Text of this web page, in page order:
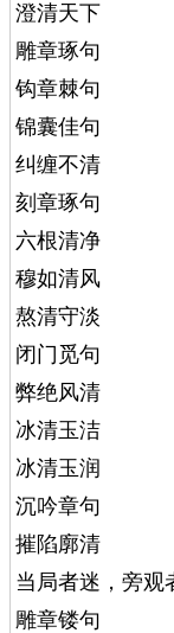
澄清天下
雕章琢句
钩章棘句
锦囊佳句
纠缠不清
刻章琢句
六根清净
穆如清风
熬清守淡
闭门觅句
弊绝风清
冰清玉洁
冰清玉润
沉吟章句
摧陷廓清
当局者迷，旁观
雕章镂句